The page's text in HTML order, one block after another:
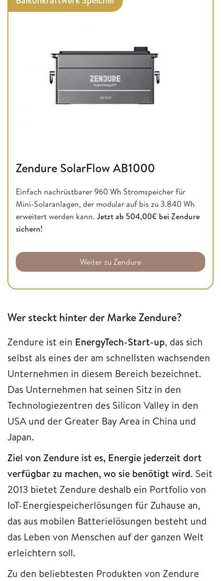
Zendure SolarFlow AB1000
Einfach nachrüstbarer 960 Wh Stromspeicher für
Mini-Solaranlagen, der modular auf bis zu 3.840 Wh
erweitert werden kann. Jetzt ab 504,00€ bei Zendure
sichern!
Weiter zu Zendure
Wer steckt hinter der Marke Zendure?
Zendure ist ein EnergyTech-Start-up, das sich
selbst als eines der am schnellsten wachsenden
Unternehmen in diesem Bereich bezeichnet.
Das Unternehmen hat seinen Sitz in den
Technologiezentren des Silicon Valley in den
USA und der Greater Bay Area in China und
Japan.
Ziel von Zendure ist es, Energie jederzeit dort
verfügbar zu machen, wo sie benötigt wird. Seit
2013 bietet Zendure deshalb ein Portfolio von
IoT-Energiespeicherlösungen für Zuhause an,
das aus mobilen Batterielösungen besteht und
das Leben von Menschen auf der ganzen Welt
erleichtern soll.
Zu den beliebtesten Produkten von Zendure